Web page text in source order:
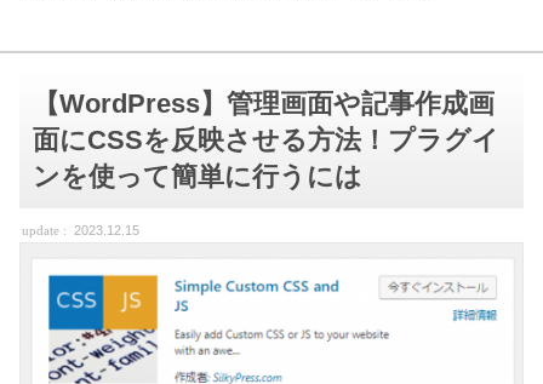
【WordPress】管理画面や記事作成画
面にCSSを反映させる方法！プラグイ
ンを使って簡単に行うには
2023.12.15